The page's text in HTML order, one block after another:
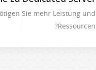
Sie mehr Leistung und
Ressourcen?